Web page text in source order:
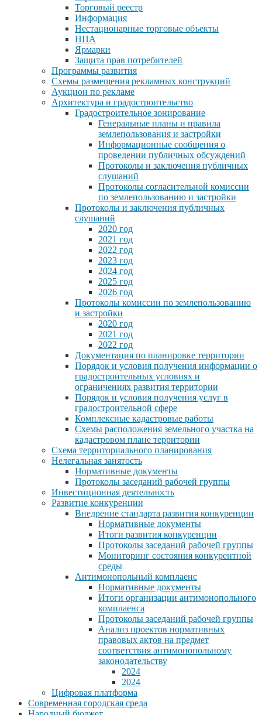
Торговый реестр
Информация
Нестационарные торговые объекты
НПА
Ярмарки
Защита прав потребителей
Программы развития
Схемы размещения рекламных конструкций
Аукцион по рекламе
Архитектура и градостроительство
Градостроительное зонирование
Генеральные планы и правила
землепользования и застройки
Информационные сообщения о
проведении публичных обсуждений
Протоколы и заключения публичных
слушаний
Протоколы согласительной комиссии
по землепользованию и застройки
Протоколы и заключения публичных
слушаний
2020 год
2021 год
2022 год
2023 год
2024 год
2025 год
2026 год
Протоколы комиссии по землепользованию
и застройки
2020 год
2021 год
2022 год
Документация по планировке территории
Порядок и условия получения информации о
градостроительных условиях и
ограничениях развития территории
Порядок и условия получения услуг в
градостроительной сфере
Комплексные кадастровые работы
Схемы расположения земельного участка на
кадастровом плане территории
Схема территориального планирования
Нелегальная занятость
Нормативные документы
Протоколы заседаний рабочей группы
Инвестиционная деятельность
Развитие конкуренции
Внедрение стандарта развития конкуренции
Нормативные документы
Итоги развития конкуренции
Протоколы заседаний рабочей группы
Мониторинг состояния конкурентной
среды
Антимонопольный комплаенс
Нормативные документы
Итоги организации антимонопольного
комплаенса
Протоколы заседаний рабочей группы
Анализ проектов нормативных
правовых актов на предмет
соответствия антимонопольному
законодательству
2024
2024
Цифровая платформа
Современная городская среда